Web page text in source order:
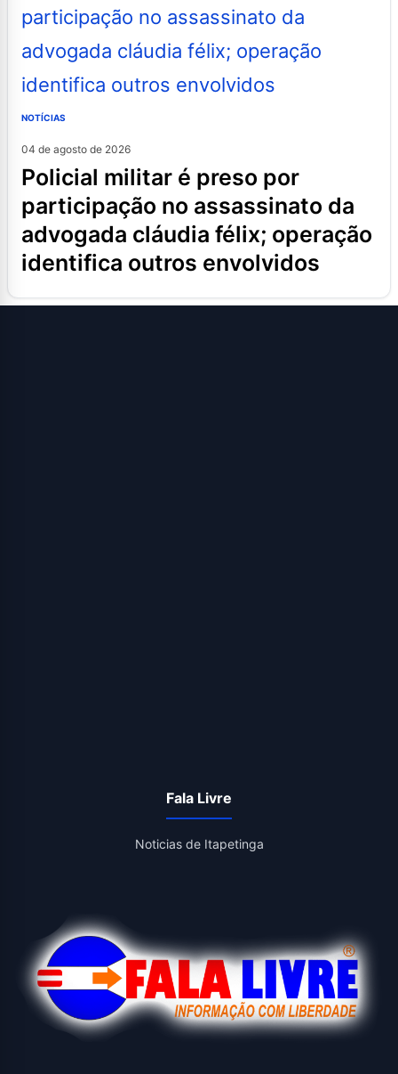
NOTÍCIAS
04 de agosto de 2026
policial militar é preso por
participação no assassinato da
advogada cláudia félix; operação
identifica outros envolvidos
Fala Livre
Noticias de Itapetinga